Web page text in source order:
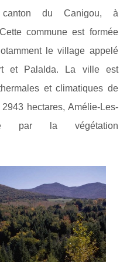
du Canigou, à
commune est formée
le village appelé
et Palalda. La ville est
et climatiques de
hectares, Amélie-Les-
par la végétation